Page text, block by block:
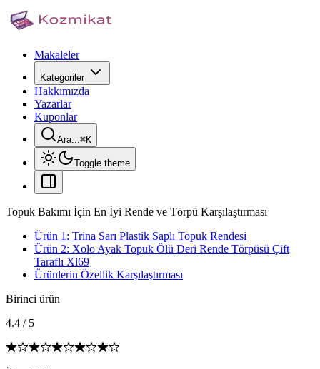
Makaleler
Kategoriler
Hakkımızda
Yazarlar
Kuponlar
Ara...⌘K
Toggle theme
Topuk Bakımı İçin En İyi Rende ve Törpü Karşılaştırması
Ürün 1: Trina Sarı Plastik Saplı Topuk Rendesi
Ürün 2: Xolo Ayak Topuk Ölü Deri Rende Törpüsü Çift
Taraflı Xl69
Ürünlerin Özellik Karşılaştırması
Birinci ürün
4.4 / 5